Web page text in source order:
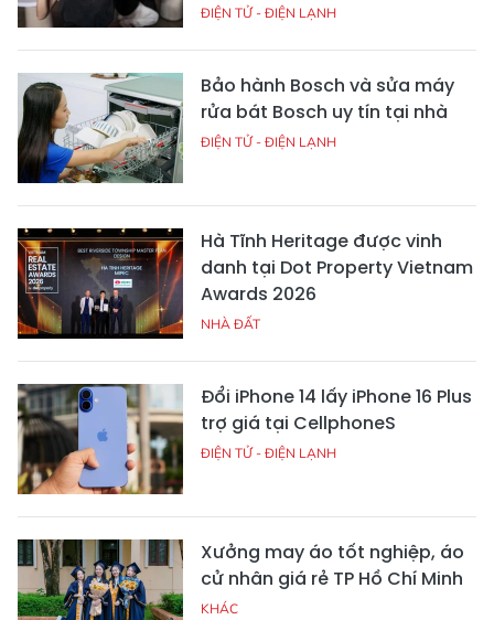
ĐIỆN TỬ - ĐIỆN LẠNH
Bảo hành Bosch và sửa máy
rửa bát Bosch uy tín tại nhà
ĐIỆN TỬ - ĐIỆN LẠNH
Hà Tĩnh Heritage được vinh
danh tại Dot Property Vietnam
Awards 2026
NHÀ ĐẤT
Đổi iPhone 14 lấy iPhone 16 Plus
trợ giá tại CellphoneS
ĐIỆN TỬ - ĐIỆN LẠNH
Xưởng may áo tốt nghiệp, áo
cử nhân giá rẻ TP Hồ Chí Minh
KHÁC